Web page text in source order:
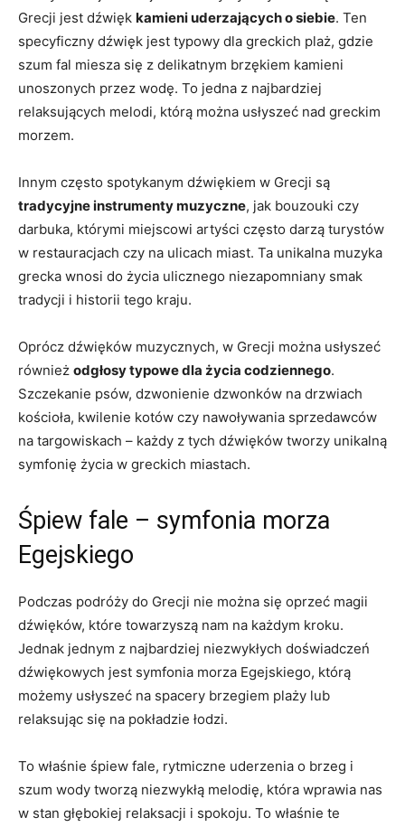
Grecji jest dźwięk kamieni uderzających o siebie. Ten
specyficzny dźwięk jest typowy dla greckich plaż, gdzie
szum fal miesza ‍się z delikatnym brzękiem kamieni
unoszonych przez wodę. To ⁤jedna z najbardziej
relaksujących melodi, którą można usłyszeć nad greckim
morzem.
Innym ⁤często spotykanym dźwiękiem w‌ Grecji są
tradycyjne⁤ instrumenty muzyczne, jak bouzouki czy
darbuka, którymi ‌miejscowi artyści często darzą turystów
w restauracjach ⁤czy​ na ulicach miast. Ta unikalna muzyka
grecka wnosi do życia ulicznego niezapomniany smak
tradycji i historii tego kraju.
Oprócz dźwięków muzycznych, w Grecji można usłyszeć
również⁢ odgłosy typowe dla życia codziennego.
Szczekanie psów, dzwonienie dzwonków na drzwiach
kościoła, kwilenie kotów czy ⁢nawoływania sprzedawców
na targowiskach – każdy z tych dźwięków tworzy unikalną
symfonię życia w greckich miastach.
Śpiew fale –⁤ symfonia morza
Egejskiego
Podczas podróży do Grecji nie można się oprzeć magii
dźwięków, które towarzyszą​ nam na każdym ⁤kroku.
Jednak jednym z najbardziej niezwykłych doświadczeń
dźwiękowych jest symfonia morza Egejskiego, którą
możemy usłyszeć na spacery brzegiem plaży lub
relaksując się na pokładzie łodzi. ‍
To właśnie śpiew fale, rytmiczne uderzenia o brzeg i
szum wody tworzą niezwykłą melodię, która wprawia nas
w ‍stan głębokiej relaksacji i spokoju. To właśnie te